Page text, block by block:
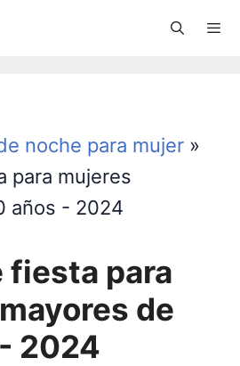
noche para mujer »
para mujeres
años - 2024
para
de
2024